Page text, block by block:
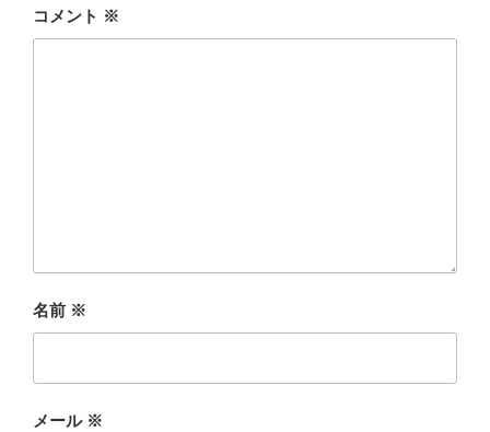
コメント ※
名前 ※
メール ※